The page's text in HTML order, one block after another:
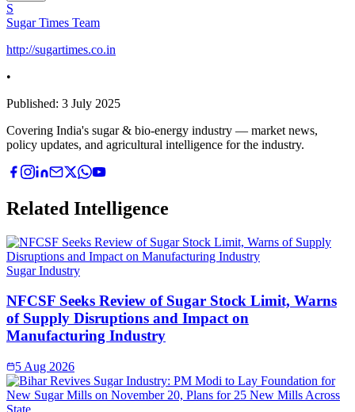
S
Sugar Times Team
http://sugartimes.co.in
•
Published: 3 July 2025
Covering India's sugar & bio-energy industry — market news,
policy updates, and agricultural intelligence for the industry.
Related Intelligence
Sugar Industry
NFCSF Seeks Review of Sugar Stock Limit, Warns
of Supply Disruptions and Impact on
Manufacturing Industry
5 Aug 2026